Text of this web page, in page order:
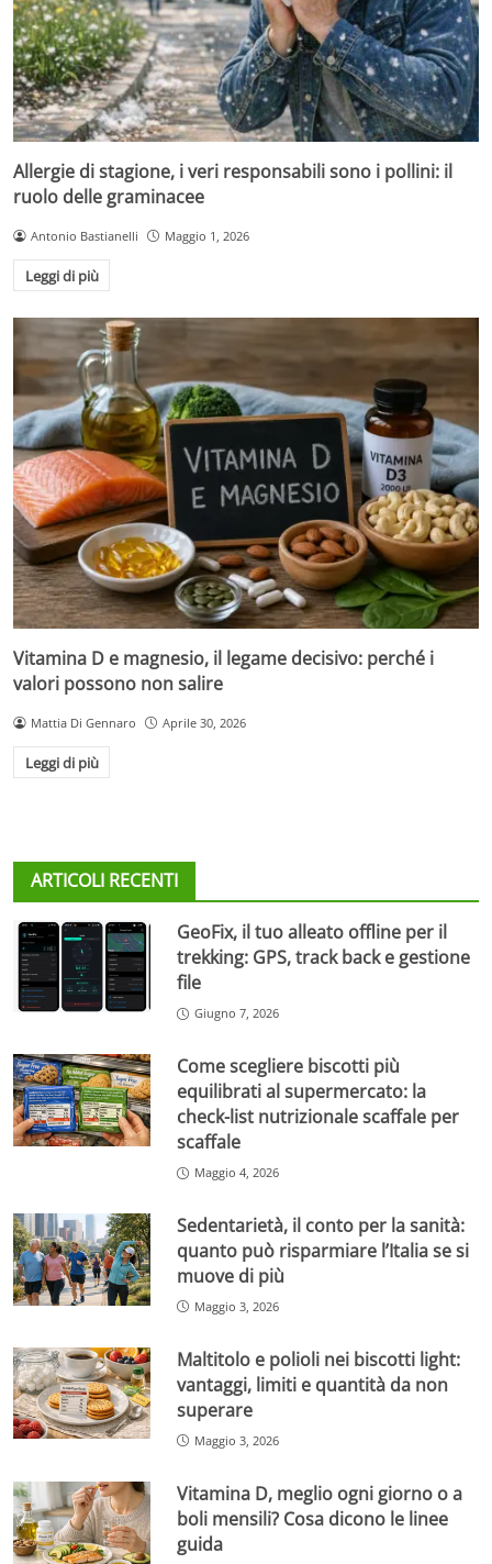
Allergie di stagione, i veri responsabili sono i pollini: il
ruolo delle graminacee
Antonio Bastianelli Maggio 1, 2026
Leggi di più
Vitamina D e magnesio, il legame decisivo: perché i
valori possono non salire
Mattia Di Gennaro Aprile 30, 2026
Leggi di più
ARTICOLI RECENTI
GeoFix, il tuo alleato offline per il
trekking: GPS, track back e gestione
file
Giugno 7, 2026
Come scegliere biscotti più
equilibrati al supermercato: la
check-list nutrizionale scaffale per
scaffale
Maggio 4, 2026
Sedentarietà, il conto per la sanità:
quanto può risparmiare l’Italia se si
muove di più
Maggio 3, 2026
Maltitolo e polioli nei biscotti light:
vantaggi, limiti e quantità da non
superare
Maggio 3, 2026
Vitamina D, meglio ogni giorno o a
boli mensili? Cosa dicono le linee
guida